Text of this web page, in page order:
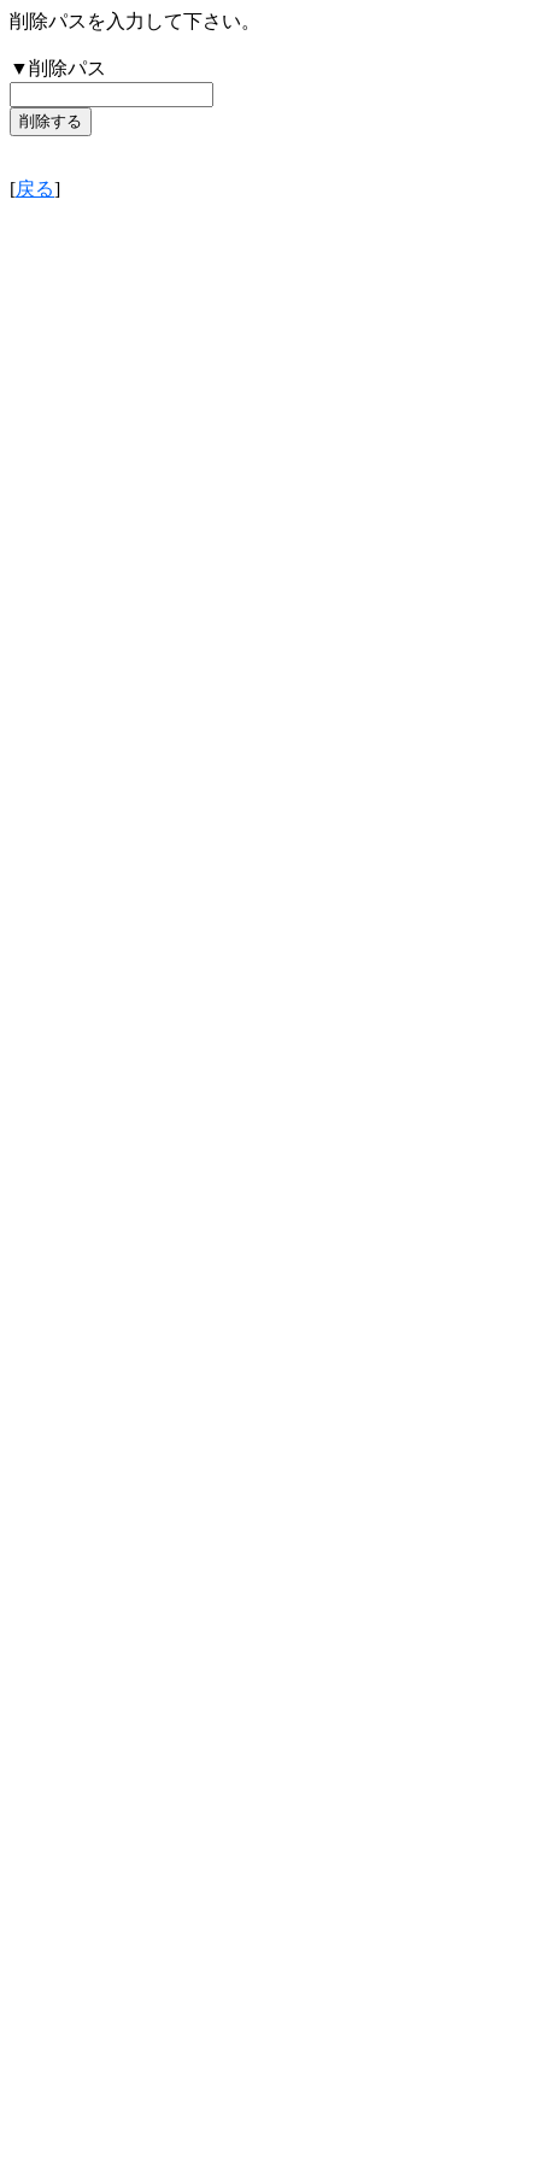
削除パスを入力して下さい。
▼削除パス
[戻る]